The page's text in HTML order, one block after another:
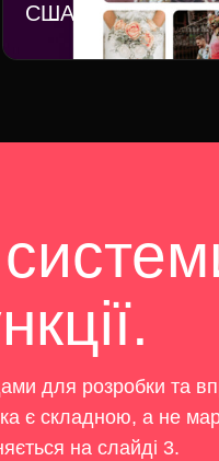
США
для розробки та
є складною, а не
на слайді 3.